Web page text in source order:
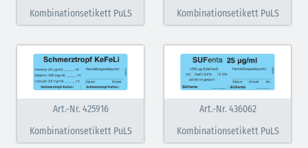
Kombinationsetikett PuLS
Kombinationsetikett PuLS
Art.-Nr. 425916
Kombinationsetikett PuLS
Art.-Nr. 436062
Kombinationsetikett PuLS